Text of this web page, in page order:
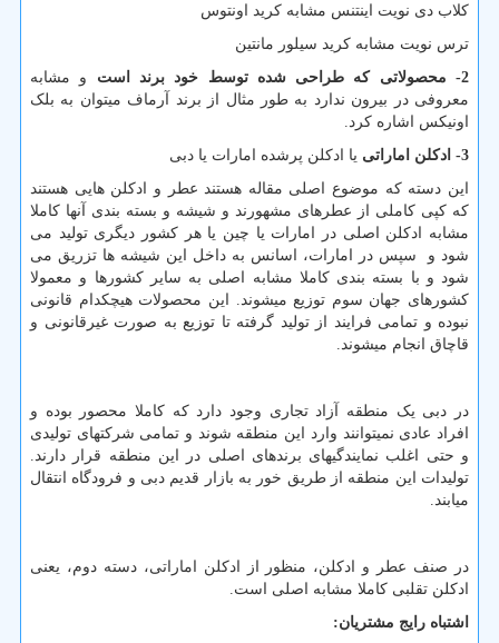
کلاب دی نویت اینتنس مشابه کرید اونتوس
ترس نویت مشابه کرید سیلور مانتین
2- محصولاتی که طراحی شده توسط خود برند است
و مشابه
معروفی در بیرون ندارد به طور مثال از برند آرماف میتوان به بلک
اونیکس اشاره کرد.
3- ادکلن اماراتی
یا ادکلن پرشده امارات یا دبی
این دسته که موضوع اصلی مقاله هستند عطر و ادکلن هایی هستند
که کپی کاملی از عطرهای مشهورند و شیشه و بسته بندی آنها کاملا
مشابه ادکلن اصلی در امارات یا چین یا هر کشور دیگری تولید می
شود و سپس در امارات، اسانس به داخل این شیشه ها تزریق می
شود و با بسته بندی کاملا مشابه اصلی به سایر کشورها و معمولا
کشورهای جهان سوم توزیع میشوند. این محصولات هیچکدام قانونی
نبوده و تمامی فرایند از تولید گرفته تا توزیع به صورت غیرقانونی و
قاچاق انجام میشوند.
در دبی یک منطقه آزاد تجاری وجود دارد که کاملا محصور بوده و
افراد عادی نمیتوانند وارد این منطقه شوند و تمامی شرکتهای تولیدی
و حتی اغلب نمایندگیهای برندهای اصلی در این منطقه قرار دارند.
تولیدات این منطقه از طریق خور به بازار قدیم دبی و فرودگاه انتقال
میابند.
در صنف عطر و ادکلن، منظور از ادکلن اماراتی، دسته دوم، یعنی
ادکلن تقلبی کاملا مشابه اصلی است.
اشتباه رایج مشتریان: